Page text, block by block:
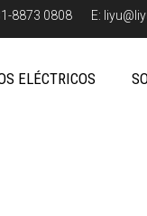
8873 0808 E:
ELÉCTRICOS